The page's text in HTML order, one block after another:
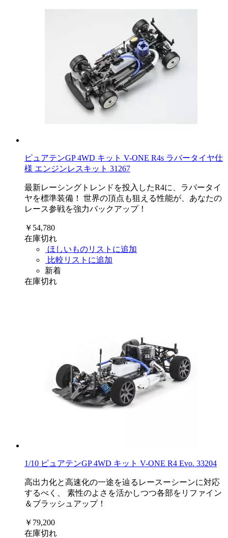
ピュアテンGP 4WD キット V-ONE R4s ラバータイヤ仕
様 エンジンレスキット 31267
最新レーシングトレンドを投入したR4に、ラバータイ
ヤを標準装備！ 世界の頂点も狙える性能が、あなたの
レース参戦を強力バックアップ！
￥54,780
在庫切れ
ほしいものリストに追加
比較リストに追加
新着
在庫切れ
1/10 ピュアテンGP 4WD キット V-ONE R4 Evo. 33204
高出力化と高速化の一途を辿るレースーシーンに対応
するべく、 素性のよさを活かしつつ各部をリファイン
＆ブラッシュアップ！
￥79,200
在庫切れ